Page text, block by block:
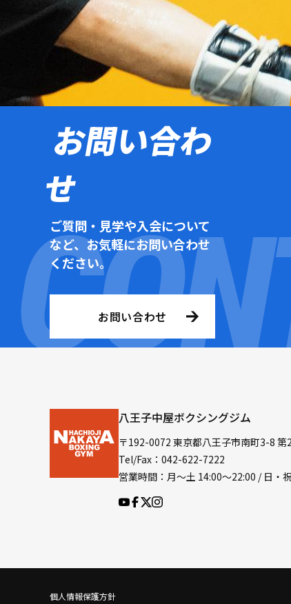
お問い合わ
せ
ご質問・見学や入会について
など、お気軽にお問い合わせ
ください。
お問い合わせ
八王子中屋ボクシングジム
〒192-0072 東京都八王子市南町3-8 第
Tel/Fax：042-622-7222
営業時間：月〜土 14:00〜22:00 / 日・
個人情報保護方針